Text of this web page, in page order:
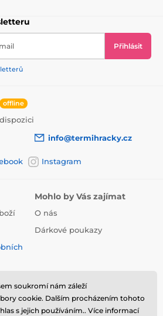
Přihlásit
offline
info@termihracky.cz
Instagram
Mohlo by Vás zajímat
O nás
Dárkové poukazy
soukromí nám záleží
cookie. Dalším procházením tohoto
s jejich používáním.. Více informací